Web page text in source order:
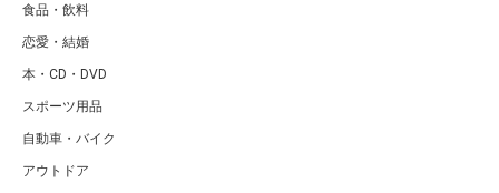
食品・飲料
恋愛・結婚
本・CD・DVD
スポーツ用品
自動車・バイク
アウトドア